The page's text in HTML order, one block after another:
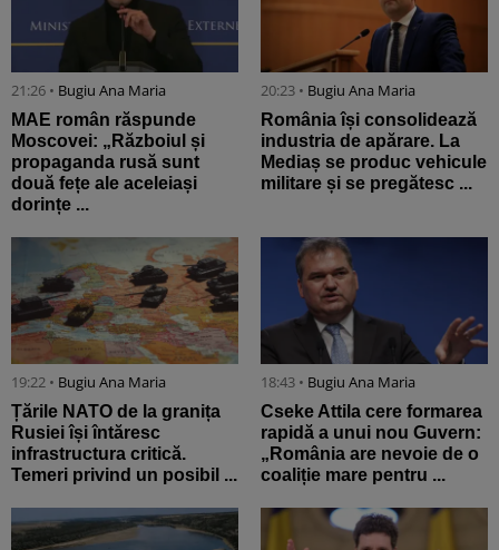
21:26 • Bugiu ⁠Ana Maria
MAE român răspunde
Moscovei: „Războiul și
propaganda rusă sunt
două fețe ale aceleiași
dorințe ...
20:23 • Bugiu ⁠Ana Maria
România își consolidează
industria de apărare. La
Mediaș se produc vehicule
militare și se pregătesc ...
19:22 • Bugiu ⁠Ana Maria
Țările NATO de la granița
Rusiei își întăresc
infrastructura critică.
Temeri privind un posibil ...
18:43 • Bugiu ⁠Ana Maria
Cseke Attila cere formarea
rapidă a unui nou Guvern:
„România are nevoie de o
coaliție mare pentru ...